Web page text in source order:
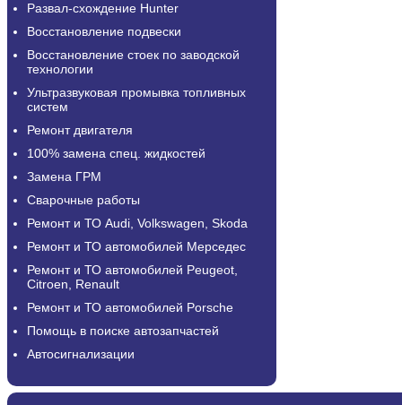
Развал-схождение Hunter
Восстановление подвески
Восстановление стоек по заводской
технологии
Ультразвуковая промывка топливных
систем
Ремонт двигателя
100% замена спец. жидкостей
Замена ГРМ
Сварочные работы
Ремонт и ТО Audi, Volkswagen, Skoda
Ремонт и ТО автомобилей Мерседес
Ремонт и ТО автомобилей Peugeot,
Citroen, Renault
Ремонт и ТО автомобилей Porsche
Помощь в поиске автозапчастей
Автосигнализации